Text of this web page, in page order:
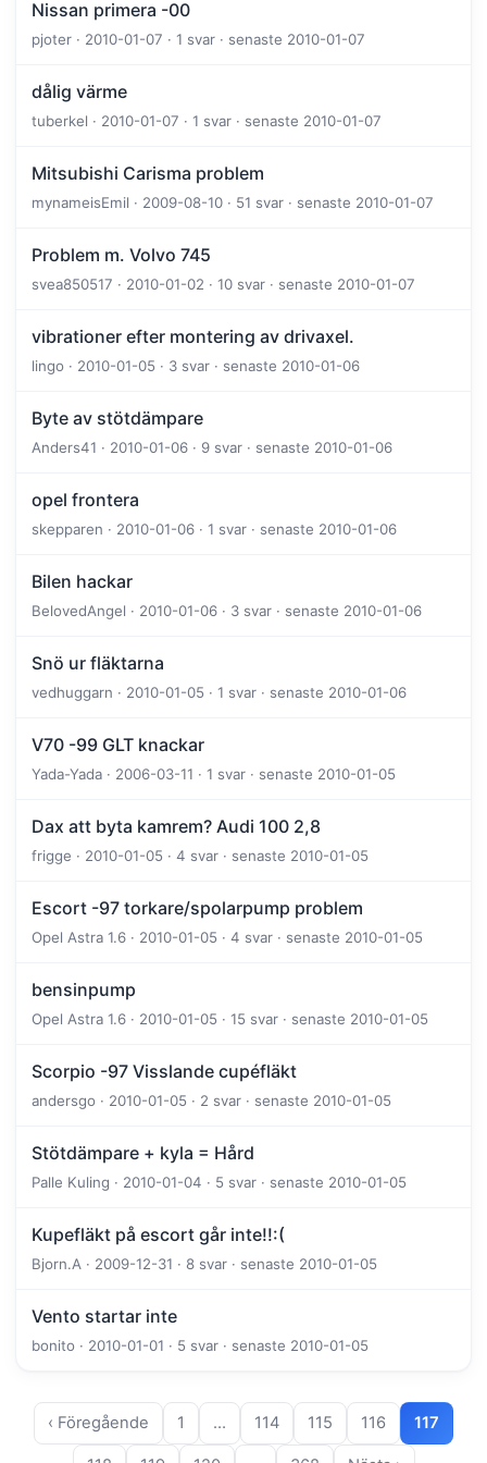
Nissan primera -00
pjoter · 2010-01-07 · 1 svar · senaste 2010-01-07
dålig värme
tuberkel · 2010-01-07 · 1 svar · senaste 2010-01-07
Mitsubishi Carisma problem
mynameisEmil · 2009-08-10 · 51 svar · senaste 2010-01-07
Problem m. Volvo 745
svea850517 · 2010-01-02 · 10 svar · senaste 2010-01-07
vibrationer efter montering av drivaxel.
lingo · 2010-01-05 · 3 svar · senaste 2010-01-06
Byte av stötdämpare
Anders41 · 2010-01-06 · 9 svar · senaste 2010-01-06
opel frontera
skepparen · 2010-01-06 · 1 svar · senaste 2010-01-06
Bilen hackar
BelovedAngel · 2010-01-06 · 3 svar · senaste 2010-01-06
Snö ur fläktarna
vedhuggarn · 2010-01-05 · 1 svar · senaste 2010-01-06
V70 -99 GLT knackar
Yada-Yada · 2006-03-11 · 1 svar · senaste 2010-01-05
Dax att byta kamrem? Audi 100 2,8
frigge · 2010-01-05 · 4 svar · senaste 2010-01-05
Escort -97 torkare/spolarpump problem
Opel Astra 1.6 · 2010-01-05 · 4 svar · senaste 2010-01-05
bensinpump
Opel Astra 1.6 · 2010-01-05 · 15 svar · senaste 2010-01-05
Scorpio -97 Visslande cupéfläkt
andersgo · 2010-01-05 · 2 svar · senaste 2010-01-05
Stötdämpare + kyla = Hård
Palle Kuling · 2010-01-04 · 5 svar · senaste 2010-01-05
Kupefläkt på escort går inte!!:(
Bjorn.A · 2009-12-31 · 8 svar · senaste 2010-01-05
Vento startar inte
bonito · 2010-01-01 · 5 svar · senaste 2010-01-05
‹ Föregående 1 … 114 115 116 117